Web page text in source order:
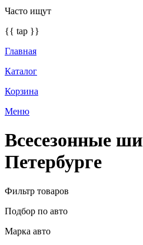
Часто ищут
{{ tap }}
Главная
Каталог
Корзина
Меню
Всесезонные
Петербурге
Фильтр товаров
Подбор по авто
Марка авто